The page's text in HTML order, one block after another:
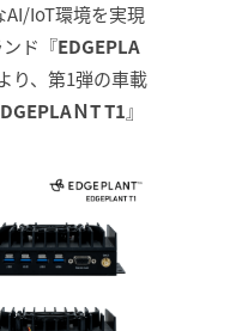
AI/IoT環境を実現
ド『EDGEPLA
り、第1弾の車載
ＮT T1』